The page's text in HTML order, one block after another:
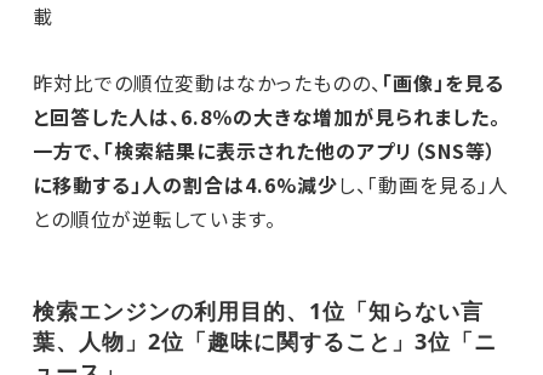
載
昨対比での順位変動はなかったものの、 「画像」を見る
と回答した人は、6.8％の大きな増加が見られました。
一方で、「検索結果に表示された他のアプリ（SNS等）
に移動する」人の割合は4.6%減少し、「動画を見る」人
との順位が逆転しています。
検索エンジンの利用目的、1位「知らない言
葉、人物」2位「趣味に関すること」3位「ニ